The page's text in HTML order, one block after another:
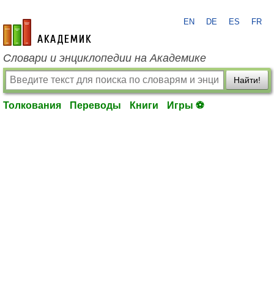
academic.ru
EN DE ES FR
Словари и энциклопедии на Академике
Найти!
Толкования Переводы Книги Игры ⚽